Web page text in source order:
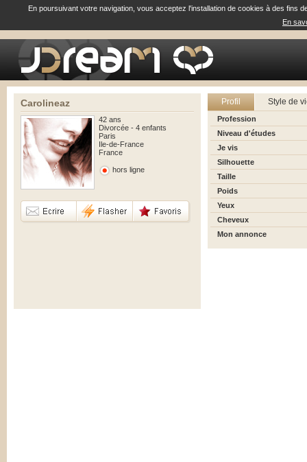
En poursuivant votre navigation, vous acceptez l'installation de cookies à des
En
Carolineaz
42 ans
Divorcée - 4 enfants
Paris
Ile-de-France
France
hors ligne
Profil Style de
Profession
Niveau d'études
Je vis
Silhouette
Taille
Poids
Yeux
Cheveux
Mon annonce